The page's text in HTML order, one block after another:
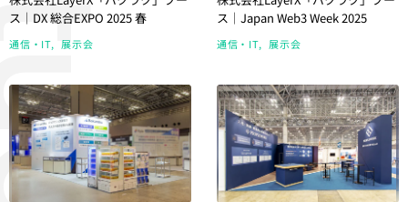
ス｜DX 総合EXPO 2025 春
通信・IT 展示会
ス｜Japan Web3 Week 2025
通信・IT 展示会